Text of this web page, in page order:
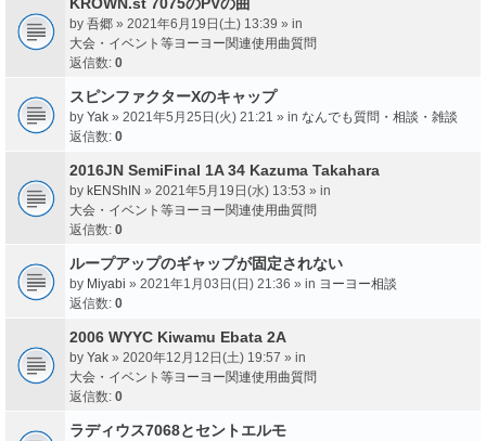
by 吾郷 » 2021年6月19日(土) 13:39 » in
大会・イベント等ヨーヨー関連使用曲質問
返信数: 0
スピンファクターXのキャップ
by Yak » 2021年5月25日(火) 21:21 » in なんでも質問・相談・雑談
返信数: 0
2016JN SemiFinal 1A 34 Kazuma Takahara
by kENShIN » 2021年5月19日(水) 13:53 » in
大会・イベント等ヨーヨー関連使用曲質問
返信数: 0
ループアップのギャップが固定されない
by Miyabi » 2021年1月03日(日) 21:36 » in ヨーヨー相談
返信数: 0
2006 WYYC Kiwamu Ebata 2A
by Yak » 2020年12月12日(土) 19:57 » in
大会・イベント等ヨーヨー関連使用曲質問
返信数: 0
ラディウス7068とセントエルモ